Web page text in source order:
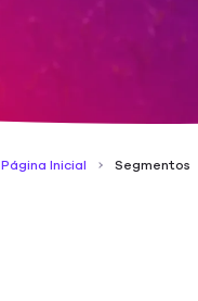
Página Inicial Segmentos